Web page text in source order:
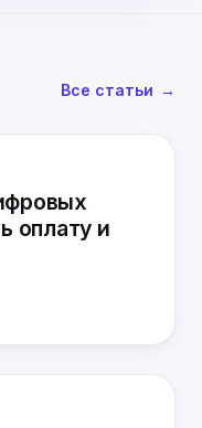
Все статьи
оплату и